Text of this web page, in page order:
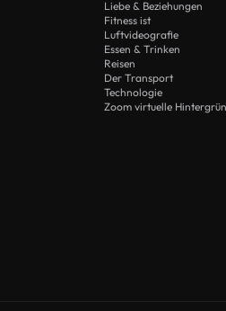
Liebe & Beziehungen
Fitness ist
Luftvideografie
Essen & Trinken
Reisen
Der Transport
Technologie
Zoom virtuelle